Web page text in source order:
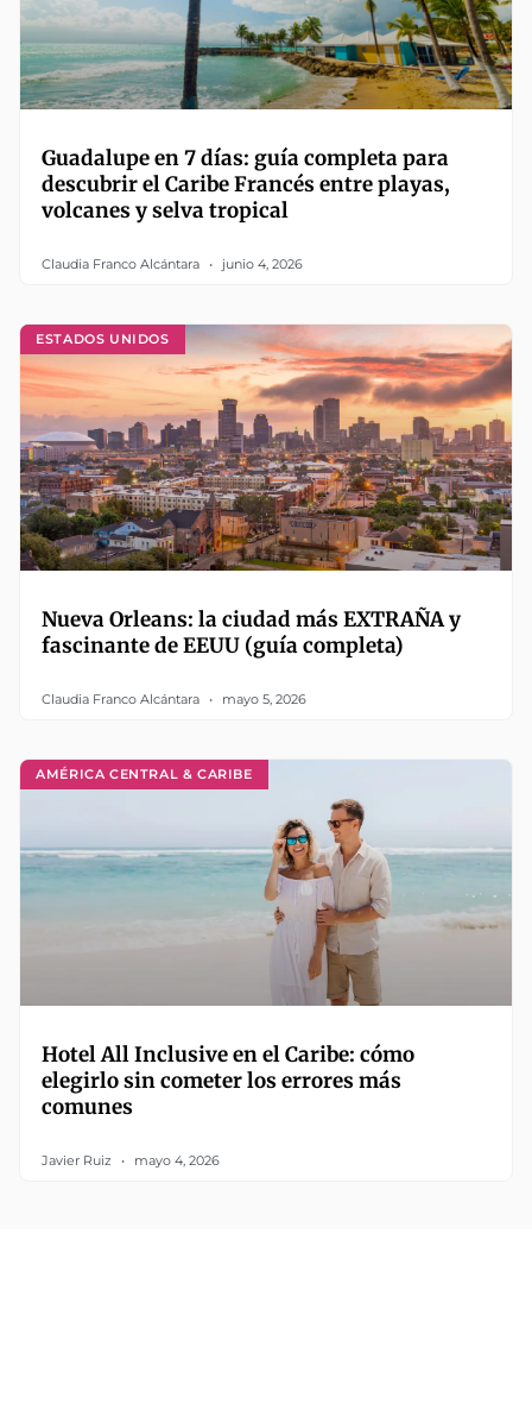
Guadalupe en 7 días: guía completa para
descubrir el Caribe Francés entre playas,
volcanes y selva tropical
Claudia Franco Alcántara junio 4, 2026
ESTADOS UNIDOS
Nueva Orleans: la ciudad más EXTRAÑA y
fascinante de EEUU (guía completa)
Claudia Franco Alcántara mayo 5, 2026
AMÉRICA CENTRAL & CARIBE
Hotel All Inclusive en el Caribe: cómo
elegirlo sin cometer los errores más
comunes
Javier Ruiz mayo 4, 2026